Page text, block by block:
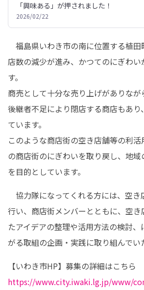
「興味ある」が押されました！
2026/02/22
福島県いわき市の南に位置する植田
店数の減少が進み、かつてのにぎわい
す。
商売として十分な売り上げがありな
後継者不足により閉店する商店もあり
ています。
このような商店街の空き店舗等の利
の商店街のにぎわいを取り戻し、地
を目的としています。
協力隊になってくれる方には、空き
行い、商店街メンバーとともに、空
たアイデアの整理や活用方法の検討
がる取組の企画・実践に取り組んでい
https://www.city.iwaki.lg.jp/www/